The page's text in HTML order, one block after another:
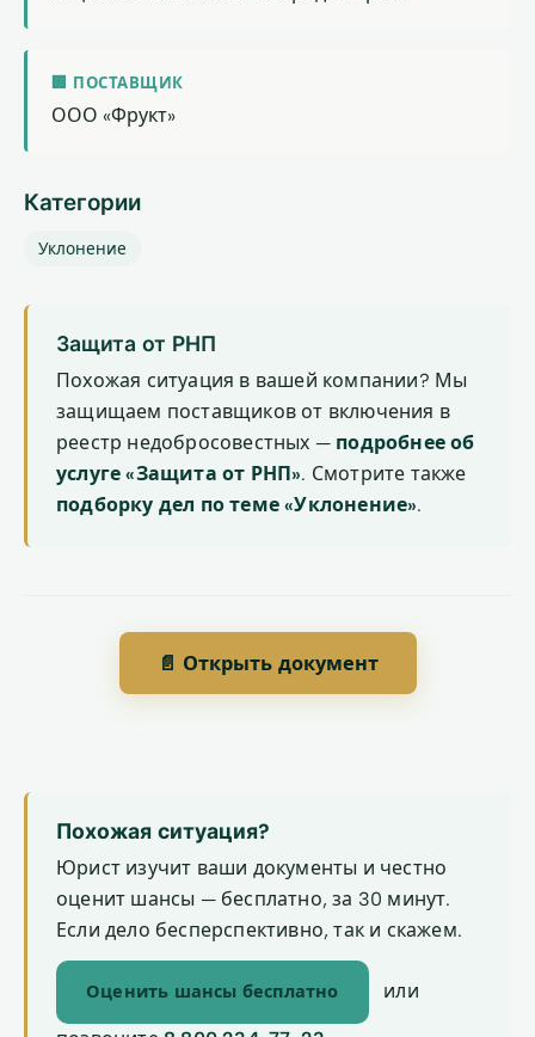
🏢 ПОСТАВЩИК
ООО «Фрукт»
Категории
Уклонение
Защита от РНП
Похожая ситуация в вашей компании? Мы
защищаем поставщиков от включения в
реестр недобросовестных — подробнее об
услуге «Защита от РНП». Смотрите также
подборку дел по теме «Уклонение».
📄 Открыть документ
Похожая ситуация?
Юрист изучит ваши документы и честно
оценит шансы — бесплатно, за 30 минут.
Если дело бесперспективно, так и скажем.
Оценить шансы бесплатно или